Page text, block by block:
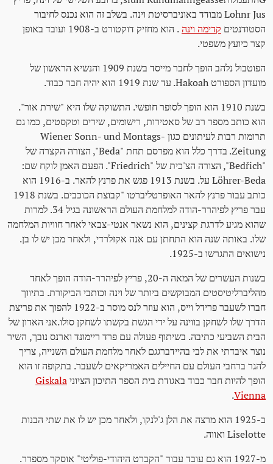
Lohnr Jus מבודד באוניברסיטת וינה. בשלב זה הוא נכנס לחיבור
הסטודנטים קדימה וינה
. הוא מחזיק דוקטורט ב-1908 ועובד באופן
קצר כיועץ משפטי.
הפוטבול נלהב הופך לחבר מייסד בשנת 1909 והנשיא הראשון של
מועדון הספורט Hakoah. עד שנת 1919 הוא יהיה חבר כבוד.
בשנת 1910 הוא הופך לסופר חופשי. התשוקה שלו היא "שירת אור".
הוא כותב מספר רב של סאטירות, רישומים, שירים וטקסטים, כמו גם
תרומות רבות לעיתונים כגון Wiener Sonn- und Montags-
Zeitung. בדרך כלל הוא מפרסם תחת "Beda", הצורה הקצרה של
"Bedřich", הצורה הצ'כית של "Friedrich". הפעם האמן לוקח שם:
Löhrer-Beda על. בשנת 1913 פגש את פרנץ להאר. ב-1916 הוא
כותב עבור פרנץ להאר האופרטליברטו "קבוצת הכוכבים. בשנת 1918
עבר פריץ לפיהרר-הודה למלחמת העולם הראשונה בגיל 34. למרות
שהוא מגיע לדרגת קצינים, הוא נשאר אנטי-צבאי לאחר חוויות המלחמה
שלו. באותה שנה הוא התחתן עם אנה אקזלרדי, ולאחר מכן יש לו בן.
נישואים התגרשו ב-1925.
בשנות העשרים של המאה ה-20, פריץ לפיהרר-הודה הופך לאחד
מהליברליטיסטים המבוקשים ביותר של וינה וכותבי הביקורת. בתיווך
חברו לשעבר פרידל וייס, הוא עוזר לנס מוסר ב-1922 להפוך את פריצת
הדרך שלו לשחקן בווינה על ידי הגשת בקשתו לשחקן סולו.אני האדון של
הבית השביעי כתיבה. בשיתוף פעולה עם פרד ריימונד וארנס נובך, השיר
נוצר איבדתי את לבי בהיידברגגם לאחר מלחמת העולם השנייה, צריך
להגר ברחבי העולם עם החיילים האמריקאים לשעבר. בתקופה זו הוא
הופך להיות חבר כבוד באגודת בית הספר התיכון הציוניGiskala
Vienna
.
ב-1925 הוא מרצה את הלן ג'לנקו, ולאחר מכן יש לו את שתי הבנות
Liselotte ואווה.
מ-1927 הוא גם עובד עבור "הקברט היהודי-פוליטי" אוסקר מספרר.